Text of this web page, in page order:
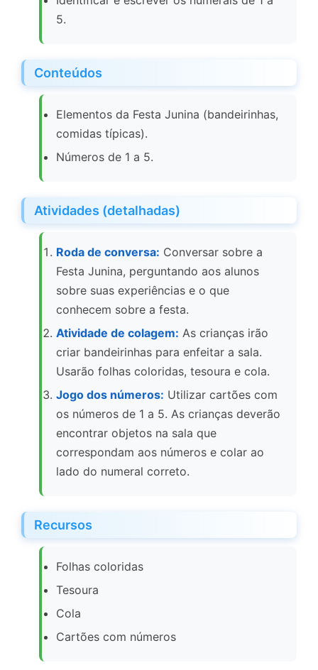
5.
Conteúdos
Elementos da Festa Junina (bandeirinhas,
comidas típicas).
Números de 1 a 5.
Atividades (detalhadas)
Roda de conversa: Conversar sobre a
Festa Junina, perguntando aos alunos
sobre suas experiências e o que
conhecem sobre a festa.
Atividade de colagem: As crianças irão
criar bandeirinhas para enfeitar a sala.
Usarão folhas coloridas, tesoura e cola.
Jogo dos números: Utilizar cartões com
os números de 1 a 5. As crianças deverão
encontrar objetos na sala que
correspondam aos números e colar ao
lado do numeral correto.
Recursos
Folhas coloridas
Tesoura
Cola
Cartões com números